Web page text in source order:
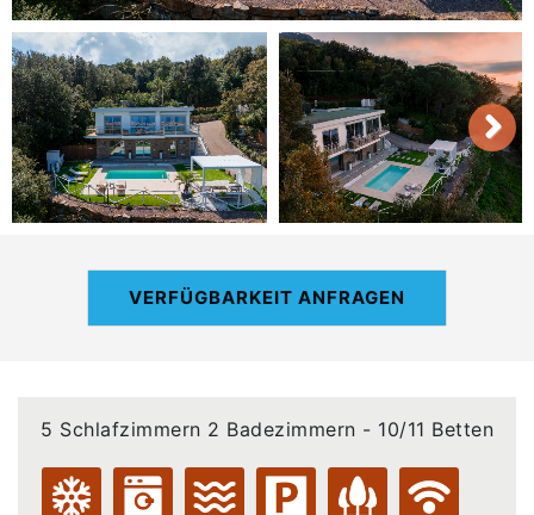
VERFÜGBARKEIT ANFRAGEN
5 Schlafzimmern 2 Badezimmern - 10/11 Betten